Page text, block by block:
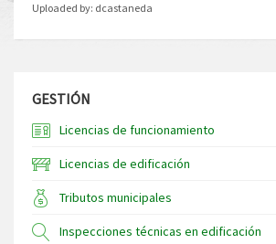
Uploaded by: dcastaneda
GESTIÓN
Licencias de funcionamiento
Licencias de edificación
Tributos municipales
Inspecciones técnicas en edificación